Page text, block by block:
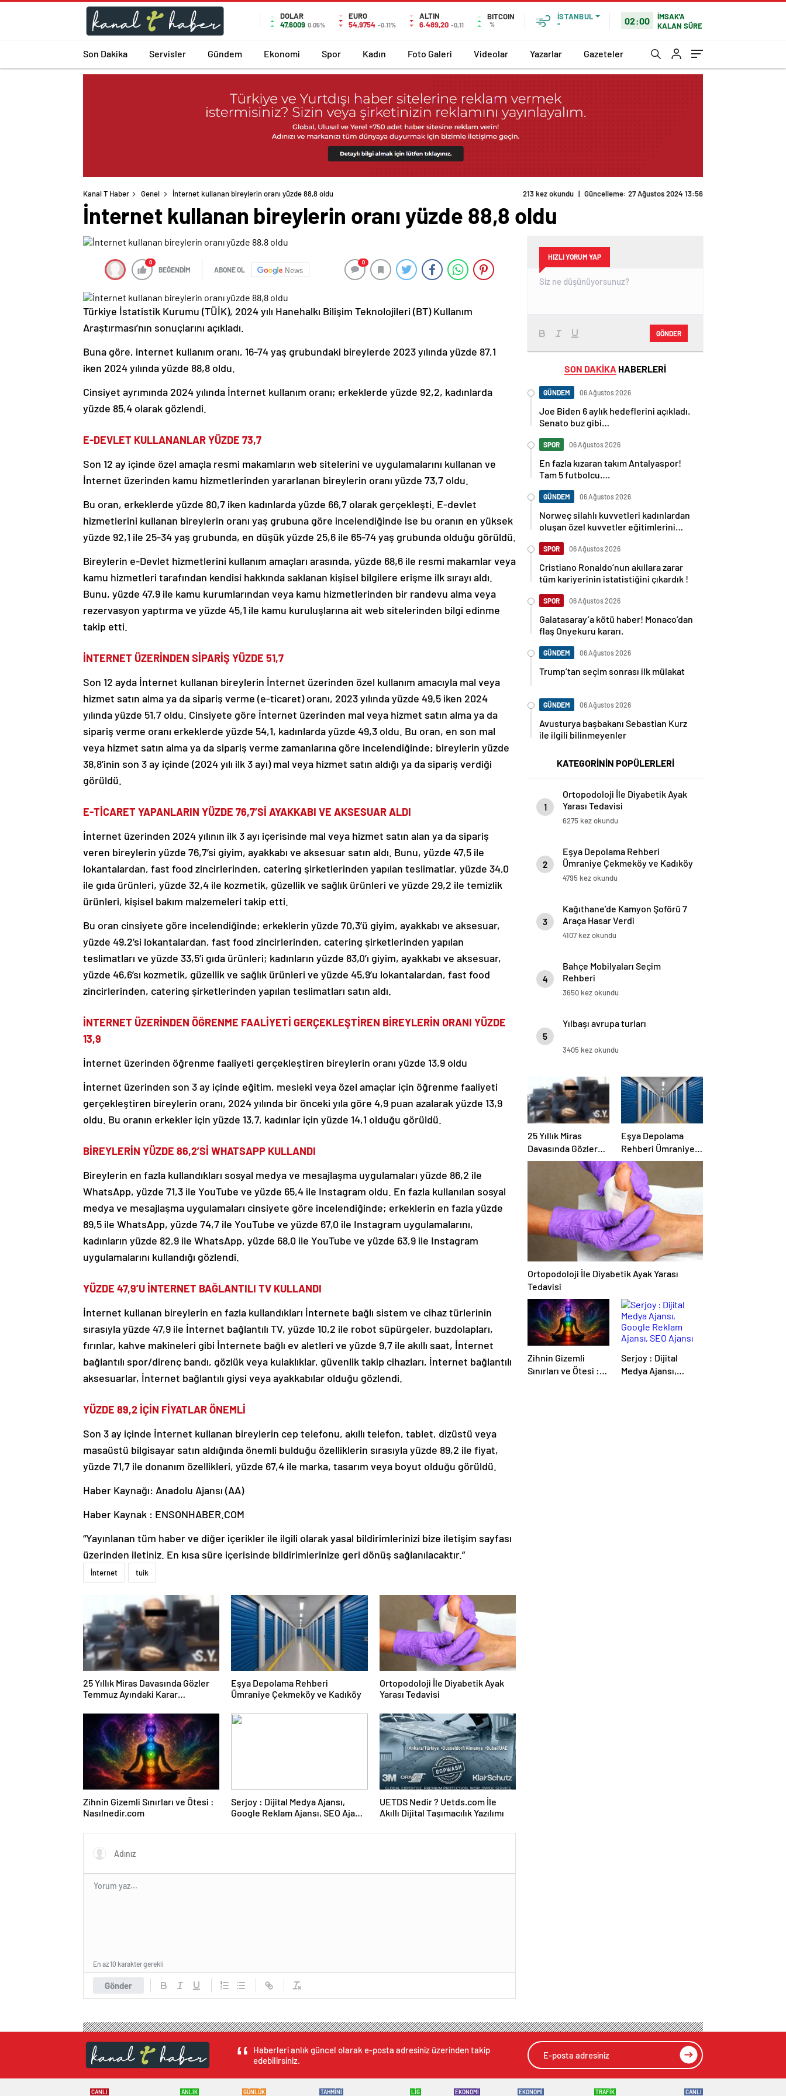
DOLAR
47,6009 0.05%
EURO
54,9754 -0.11%
ALTIN
6.489,20 -0,11
BITCOIN
%
İSTANBUL
°
02:00
İMSAK'A
KALAN SÜRE
Son Dakika Servisler Gündem Ekonomi Spor Kadın Foto Galeri Videolar Yazarlar Gazeteler
Kanal T Haber Genel İnternet kullanan bireylerin oranı yüzde 88,8 oldu 213 kez okundu | Güncelleme: 27 Ağustos 2024 13:56
İnternet kullanan bireylerin oranı yüzde 88,8 oldu
0
BEĞENDİM ABONE OL News
0
Türkiye İstatistik Kurumu (TÜİK), 2024 yılı Hanehalkı Bilişim Teknolojileri (BT) Kullanım
Araştırması’nın sonuçlarını açıkladı.
Buna göre, internet kullanım oranı, 16-74 yaş grubundaki bireylerde 2023 yılında yüzde 87,1
iken 2024 yılında yüzde 88,8 oldu.
Cinsiyet ayrımında 2024 yılında İnternet kullanım oranı; erkeklerde yüzde 92,2, kadınlarda
yüzde 85,4 olarak gözlendi.
E-DEVLET KULLANANLAR YÜZDE 73,7
Son 12 ay içinde özel amaçla resmi makamların web sitelerini ve uygulamalarını kullanan ve
İnternet üzerinden kamu hizmetlerinden yararlanan bireylerin oranı yüzde 73,7 oldu.
Bu oran, erkeklerde yüzde 80,7 iken kadınlarda yüzde 66,7 olarak gerçekleşti. E-devlet
hizmetlerini kullanan bireylerin oranı yaş grubuna göre incelendiğinde ise bu oranın en yüksek
yüzde 92,1 ile 25-34 yaş grubunda, en düşük yüzde 25,6 ile 65-74 yaş grubunda olduğu görüldü.
Bireylerin e-Devlet hizmetlerini kullanım amaçları arasında, yüzde 68,6 ile resmi makamlar veya
kamu hizmetleri tarafından kendisi hakkında saklanan kişisel bilgilere erişme ilk sırayı aldı.
Bunu, yüzde 47,9 ile kamu kurumlarından veya kamu hizmetlerinden bir randevu alma veya
rezervasyon yaptırma ve yüzde 45,1 ile kamu kuruluşlarına ait web sitelerinden bilgi edinme
takip etti.
İNTERNET ÜZERİNDEN SİPARİŞ YÜZDE 51,7
Son 12 ayda İnternet kullanan bireylerin İnternet üzerinden özel kullanım amacıyla mal veya
hizmet satın alma ya da sipariş verme (e-ticaret) oranı, 2023 yılında yüzde 49,5 iken 2024
yılında yüzde 51,7 oldu. Cinsiyete göre İnternet üzerinden mal veya hizmet satın alma ya da
sipariş verme oranı erkeklerde yüzde 54,1, kadınlarda yüzde 49,3 oldu. Bu oran, en son mal
veya hizmet satın alma ya da sipariş verme zamanlarına göre incelendiğinde; bireylerin yüzde
38,8’inin son 3 ay içinde (2024 yılı ilk 3 ayı) mal veya hizmet satın aldığı ya da sipariş verdiği
görüldü.
E-TİCARET YAPANLARIN YÜZDE 76,7’Sİ AYAKKABI VE AKSESUAR ALDI
İnternet üzerinden 2024 yılının ilk 3 ayı içerisinde mal veya hizmet satın alan ya da sipariş
veren bireylerin yüzde 76,7’si giyim, ayakkabı ve aksesuar satın aldı. Bunu, yüzde 47,5 ile
lokantalardan, fast food zincirlerinden, catering şirketlerinden yapılan teslimatlar, yüzde 34,0
ile gıda ürünleri, yüzde 32,4 ile kozmetik, güzellik ve sağlık ürünleri ve yüzde 29,2 ile temizlik
ürünleri, kişisel bakım malzemeleri takip etti.
Bu oran cinsiyete göre incelendiğinde; erkeklerin yüzde 70,3’ü giyim, ayakkabı ve aksesuar,
yüzde 49,2’si lokantalardan, fast food zincirlerinden, catering şirketlerinden yapılan
teslimatları ve yüzde 33,5’i gıda ürünleri; kadınların yüzde 83,0’ı giyim, ayakkabı ve aksesuar,
yüzde 46,6’sı kozmetik, güzellik ve sağlık ürünleri ve yüzde 45,9’u lokantalardan, fast food
zincirlerinden, catering şirketlerinden yapılan teslimatları satın aldı.
İNTERNET ÜZERİNDEN ÖĞRENME FAALİYETİ GERÇEKLEŞTİREN BİREYLERİN ORANI YÜZDE
13,9
İnternet üzerinden öğrenme faaliyeti gerçekleştiren bireylerin oranı yüzde 13,9 oldu
İnternet üzerinden son 3 ay içinde eğitim, mesleki veya özel amaçlar için öğrenme faaliyeti
gerçekleştiren bireylerin oranı, 2024 yılında bir önceki yıla göre 4,9 puan azalarak yüzde 13,9
oldu. Bu oranın erkekler için yüzde 13,7, kadınlar için yüzde 14,1 olduğu görüldü.
BİREYLERİN YÜZDE 86,2’Sİ WHATSAPP KULLANDI
Bireylerin en fazla kullandıkları sosyal medya ve mesajlaşma uygulamaları yüzde 86,2 ile
WhatsApp, yüzde 71,3 ile YouTube ve yüzde 65,4 ile Instagram oldu. En fazla kullanılan sosyal
medya ve mesajlaşma uygulamaları cinsiyete göre incelendiğinde; erkeklerin en fazla yüzde
89,5 ile WhatsApp, yüzde 74,7 ile YouTube ve yüzde 67,0 ile Instagram uygulamalarını,
kadınların yüzde 82,9 ile WhatsApp, yüzde 68,0 ile YouTube ve yüzde 63,9 ile Instagram
uygulamalarını kullandığı gözlendi.
YÜZDE 47,9’U İNTERNET BAĞLANTILI TV KULLANDI
İnternet kullanan bireylerin en fazla kullandıkları İnternete bağlı sistem ve cihaz türlerinin
sırasıyla yüzde 47,9 ile İnternet bağlantılı TV, yüzde 10,2 ile robot süpürgeler, buzdolapları,
fırınlar, kahve makineleri gibi İnternete bağlı ev aletleri ve yüzde 9,7 ile akıllı saat, İnternet
bağlantılı spor/direnç bandı, gözlük veya kulaklıklar, güvenlik takip cihazları, İnternet bağlantılı
aksesuarlar, İnternet bağlantılı giysi veya ayakkabılar olduğu gözlendi.
YÜZDE 89,2 İÇİN FİYATLAR ÖNEMLİ
Son 3 ay içinde İnternet kullanan bireylerin cep telefonu, akıllı telefon, tablet, dizüstü veya
masaüstü bilgisayar satın aldığında önemli bulduğu özelliklerin sırasıyla yüzde 89,2 ile fiyat,
yüzde 71,7 ile donanım özellikleri, yüzde 67,4 ile marka, tasarım veya boyut olduğu görüldü.
Haber Kaynağı: Anadolu Ajansı (AA)
Haber Kaynak : ENSONHABER.COM
“Yayınlanan tüm haber ve diğer içerikler ile ilgili olarak yasal bildirimlerinizi bize iletişim sayfası
üzerinden iletiniz. En kısa süre içerisinde bildirimlerinize geri dönüş sağlanılacaktır.”
İnternet tuik
25 Yıllık Miras Davasında Gözler
Temmuz Ayındaki Karar
Eşya Depolama Rehberi
Ümraniye Çekmeköy ve Kadıköy
Ortopodoloji İle Diyabetik Ayak
Yarası Tedavisi
Zihnin Gizemli Sınırları ve Ötesi :
Nasılnedir.com
Serjoy : Dijital Medya Ajansı,
Google Reklam Ajansı, SEO Ajansı
UETDS Nedir ? Uetds.com İle
Akıllı Dijital Taşımacılık Yazılımı
Gönder
En az 10 karakter gerekli
HIZLI YORUM YAP
GÖNDER
SON DAKİKA HABERLERİ
GÜNDEM 06 Ağustos 2026
Joe Biden 6 aylık hedeflerini açıkladı.
Senato buz gibi…
SPOR 06 Ağustos 2026
En fazla kızaran takım Antalyaspor!
Tam 5 futbolcu….
GÜNDEM 06 Ağustos 2026
Norweç silahlı kuvvetleri kadınlardan
oluşan özel kuvvetler eğitimlerini
SPOR 06 Ağustos 2026
Cristiano Ronaldo’nun akıllara zarar
tüm kariyerinin istatistiğini çıkardık !
SPOR 06 Ağustos 2026
Galatasaray’a kötü haber! Monaco’dan
flaş Onyekuru kararı.
GÜNDEM 06 Ağustos 2026
Trump’tan seçim sonrası ilk mülakat
GÜNDEM 06 Ağustos 2026
Avusturya başbakanı Sebastian Kurz
ile ilgili bilinmeyenler
KATEGORİNİN POPÜLERLERİ
1
Ortopodoloji İle Diyabetik Ayak
Yarası Tedavisi
6275 kez okundu
2
Eşya Depolama Rehberi
Ümraniye Çekmeköy ve Kadıköy
4795 kez okundu
3
Kağıthane’de Kamyon Şoförü 7
Araça Hasar Verdi
4107 kez okundu
4
Bahçe Mobilyaları Seçim
Rehberi
3650 kez okundu
5
Yılbaşı avrupa turları
3405 kez okundu
25 Yıllık Miras
Davasında Gözler
Temmuz Ayındaki
Karar Duruşmasına
Eşya Depolama
Rehberi Ümraniye
Çekmeköy ve
Kadıköy
Ortopodoloji İle Diyabetik Ayak Yarası
Tedavisi
Zihnin Gizemli
Sınırları ve Ötesi :
Serjoy : Dijital
Medya Ajansı,
Haberleri anlık güncel olarak e-posta adresiniz üzerinden takip
edebilirsiniz.
CANLI ANLIK GÜNLÜK TAHMİNİ LİG EKONOMİ EKONOMİ TRAFİK CANLI